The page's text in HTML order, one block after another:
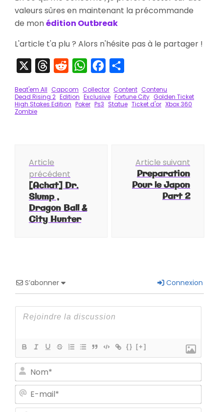
valeurs sûres en maintenant la précommande
de monédition Outbreak
L'article t'a plu ? Alors n'hésite pas à le partager !
ThreadsRedditWhatsAppFacebook
Beat'em All Capcom Collector Content Contenu
Dead Rising 2 Edition Exclusive Fortune City Golden Ticket
High Stakes Edition Poker Ps3 Statue Ticket d'or Xbox 360
Zombie
d'article
Article
précédent
[Achat] Dr.
Slump ,
Dragon Ball &
City Hunter
Article suivant
Preparation
Pour le Japon
Part 2
S’abonner Connexion
{} [+]